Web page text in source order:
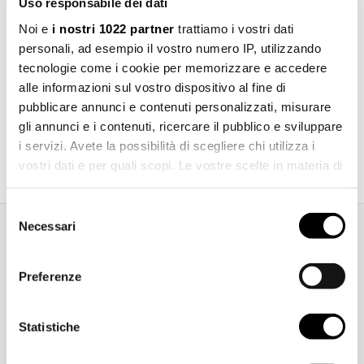
Noi e i nostri 1022 partner trattiamo i vostri dati
personali, ad esempio il vostro numero IP, utilizzando
tecnologie come i cookie per memorizzare e accedere
alle informazioni sul vostro dispositivo al fine di
pubblicare annunci e contenuti personalizzati, misurare
gli annunci e i contenuti, ricercare il pubblico e sviluppare
i servizi. Avete la possibilità di scegliere chi utilizza i
vostri dati e per quali scopi. Le vostre scelte in materia di
modificare o revocare il proprio consenso in qualsiasi
momento dalla Dichiarazione sui cookie o facendo clic
raccogliere informazioni sulla tua posizione
geografica, con un'approssimazione di qualche
delNecessari
Preferenze
Statistiche
Scarica catalogo